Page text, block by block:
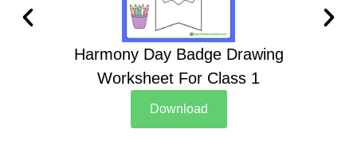
Harmony Day Badge Drawing
Worksheet For Class 1
Download